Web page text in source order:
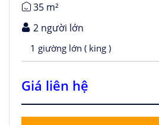
35 m²
2 người lớn
1 giường lớn ( king )
Giá liên hệ